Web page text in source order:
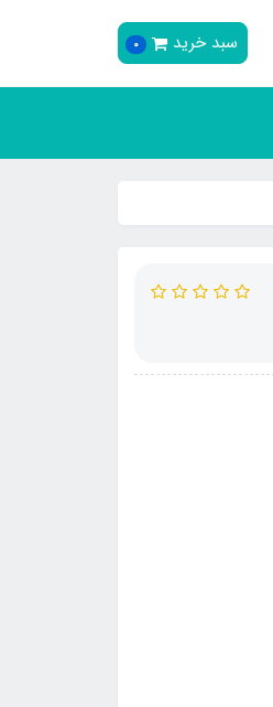
سبد خرید 0